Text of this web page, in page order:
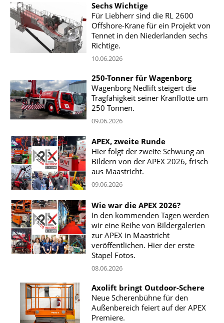
Sechs Wichtige
Für Liebherr sind die RL 2600
Offshore-Krane für ein Projekt von
Tennet in den Niederlanden sechs
Richtige.
10.06.2026
250-Tonner für Wagenborg
Wagenborg Nedlift steigert die
Tragfähigkeit seiner Kranflotte um
250 Tonnen.
09.06.2026
APEX, zweite Runde
Hier folgt der zweite Schwung an
Bildern von der APEX 2026, frisch
aus Maastricht.
09.06.2026
Wie war die APEX 2026?
In den kommenden Tagen werden
wir eine Reihe von Bildergalerien
zur APEX in Maastricht
veröffentlichen. Hier der erste
Stapel Fotos.
08.06.2026
Axolift bringt Outdoor-Schere
Neue Scherenbühne für den
Außenbereich feiert auf der APEX
Premiere.